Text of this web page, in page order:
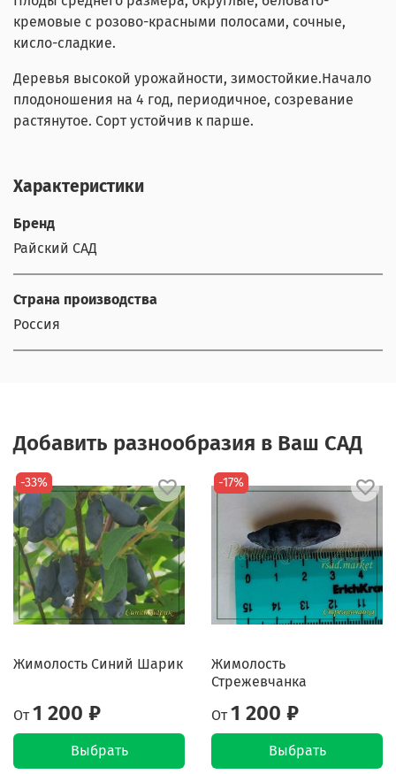
кремовые с розово-красными полосами, сочные,
кисло-сладкие.
Деревья высокой урожайности, зимостойкие.Начало
плодоношения на 4 год, периодичное, созревание
растянутое. Сорт устойчив к парше.
Характеристики
Бренд
Райский САД
Страна производства
Россия
Добавить разнообразия в Ваш САД
-33%
Жимолость Синий Шарик
От 1 200 ₽
Выбрать
-17%
Жимолость
Стрежевчанка
От 1 200 ₽
Выбрать